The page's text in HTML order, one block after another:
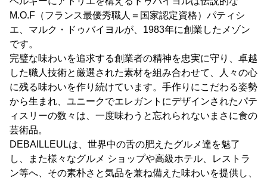
M.O.F（フランス最優秀職人＝国家認定資格）パティシ
エ、マルク・ドゥバイヨルが、1983年に創業したメゾン
です。
完璧な味わいを追求する創業者の精神を忠実に守り、卓越
した職人技術と厳選された素材を組み合わせて、人々の心
に残る味わいを作り続けています。手作りにこだわる姿勢
から生まれ、ユニークでエレガントにデザインされたパテ
ィスリーの数々は、一度味わうと忘れられないまさに食の
芸術品。
DEBAILLEULは、世界中の舌の肥えたグルメ達を魅了
し、また様々なグルメ ショップや高級ホテル、レストラ
ン等へ、その素朴さと気品を兼ね備えた味わいを提供し、